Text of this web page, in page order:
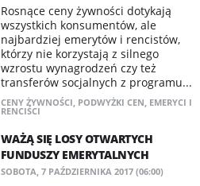
Rosnące ceny żywności dotykają
wszystkich konsumentów, ale
najbardziej emerytów i rencistów,
którzy nie korzystają z silnego
wzrostu wynagrodzeń czy też
transferów socjalnych z programu...
CENY ŻYWNOŚCI, PODWYŻKI CEN, EMERYCI I
RENCIŚCI
WAŻĄ SIĘ LOSY OTWARTYCH
FUNDUSZY EMERYTALNYCH
SOBOTA, 7 PAŹDZIERNIKA 2017 (06:00)